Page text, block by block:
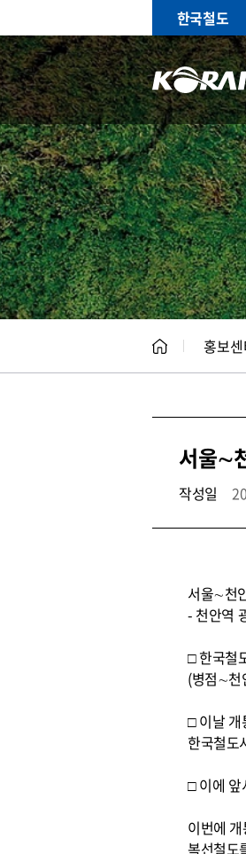
한국철도
홍보
홍보센
서울∼
작성일
서울∼천
- 천안역
□ 한국철
(병점∼천
□ 이날 개
한국철도
□ 이에 앞
이번에
복선철도